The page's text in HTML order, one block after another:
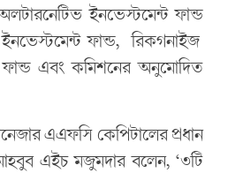
অলটারনেটিভ ইনভেস্টমেন্ট ফান্ড
ফান্ড, রিকগনাইজ
ফান্ড এবং কমিশনের অনুমোদিত
এএফসি কেপিটালের প্রধান
মাহবুব এইচ মজুমদার বলেন, ‘৩টি